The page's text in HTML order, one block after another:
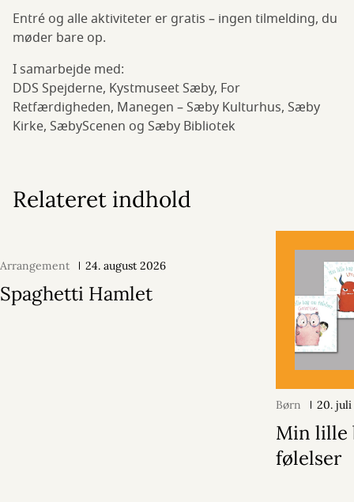
Entré og alle aktiviteter er gratis – ingen tilmelding, du
møder bare op.
I samarbejde med:
DDS Spejderne, Kystmuseet Sæby, For
Retfærdigheden, Manegen – Sæby Kulturhus, Sæby
Kirke, SæbyScenen og Sæby Bibliotek
Relateret indhold
Arrangement 24. august 2026
Spaghetti Hamlet
Børn 20.
Min lille
følelser